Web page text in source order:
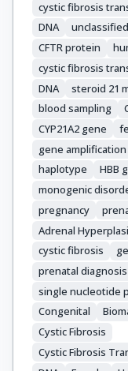
de Laat, W.
cystic fibrosis
DNA
CFTR protein
cystic fibrosis
DNA
steroid 21
blood sampling
CYP21A2 gene
gene amplification
haplotype
HBB
monogenic
pregnancy
Adrenal
cystic fibrosis
prenatal diagnosis
single nucleotide
Congenital
Cystic Fibrosis
Cystic Fibrosis